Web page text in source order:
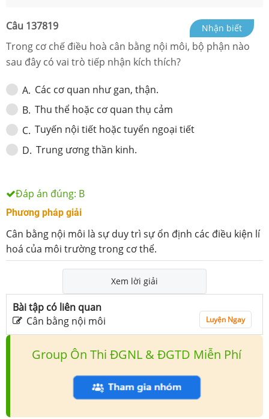
Câu 137819 Nhận biết
Trong cơ chế điều hoà cân bằng nội môi, bộ phận nào
sau đây có vai trò tiếp nhận kích thích?
A. Các cơ quan như gan, thận.
B. Thu thể hoặc cơ quan thụ cảm
C. Tuyến nội tiết hoặc tuyển ngoại tiết
D. Trung ương thần kinh.
Đáp án đúng: B
Phương pháp giải
Cân bằng nội môi là sự duy trì sự ổn định các điều kiện lí
hoá của môi trường trong cơ thể.
Xem lời giải
Bài tập có liên quan
Cân bằng nội môi
Luyện Ngay
Group Ôn Thi ĐGNL & ĐGTD Miễn Phí